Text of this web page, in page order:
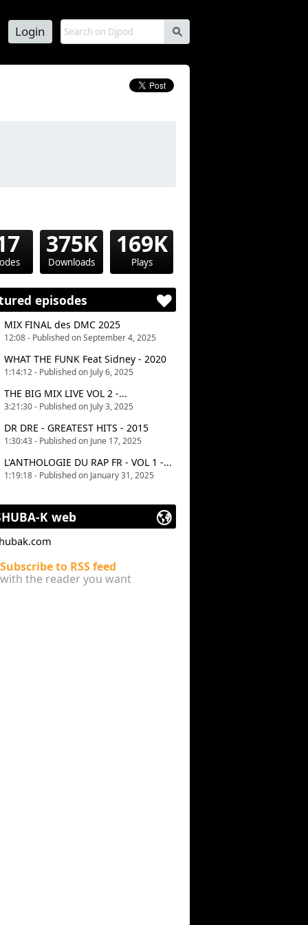
s
Login
R&B, Latino, Dancehall, Funk, House,
375K
Downloads
169K
Plays
episodes
MIX FINAL des DMC 2025
12:08 - Published on September 4, 2025
WHAT THE FUNK Feat Sidney - 2020
1:14:12 - Published on July 6, 2025
THE BIG MIX LIVE VOL 2 -...
3:21:30 - Published on July 3, 2025
DR DRE - GREATEST HITS - 2015
1:30:43 - Published on June 17, 2025
L'ANTHOLOGIE DU RAP FR - VOL 1 -...
1:19:18 - Published on January 31, 2025
K web
Subscribe to RSS feed
with the reader you want